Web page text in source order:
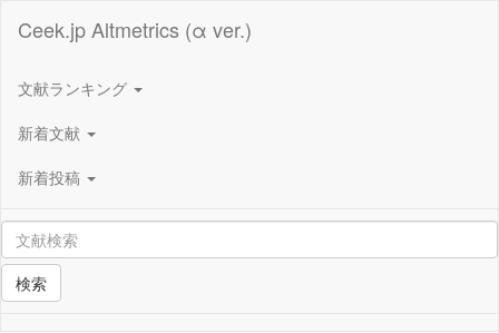
Ceek.jp Altmetrics (α ver.)
文献ランキング
新着文献
新着投稿
検索